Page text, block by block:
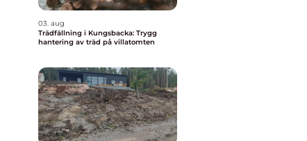
03. aug
Trädfällning i Kungsbacka: Trygg
hantering av träd på villatomten